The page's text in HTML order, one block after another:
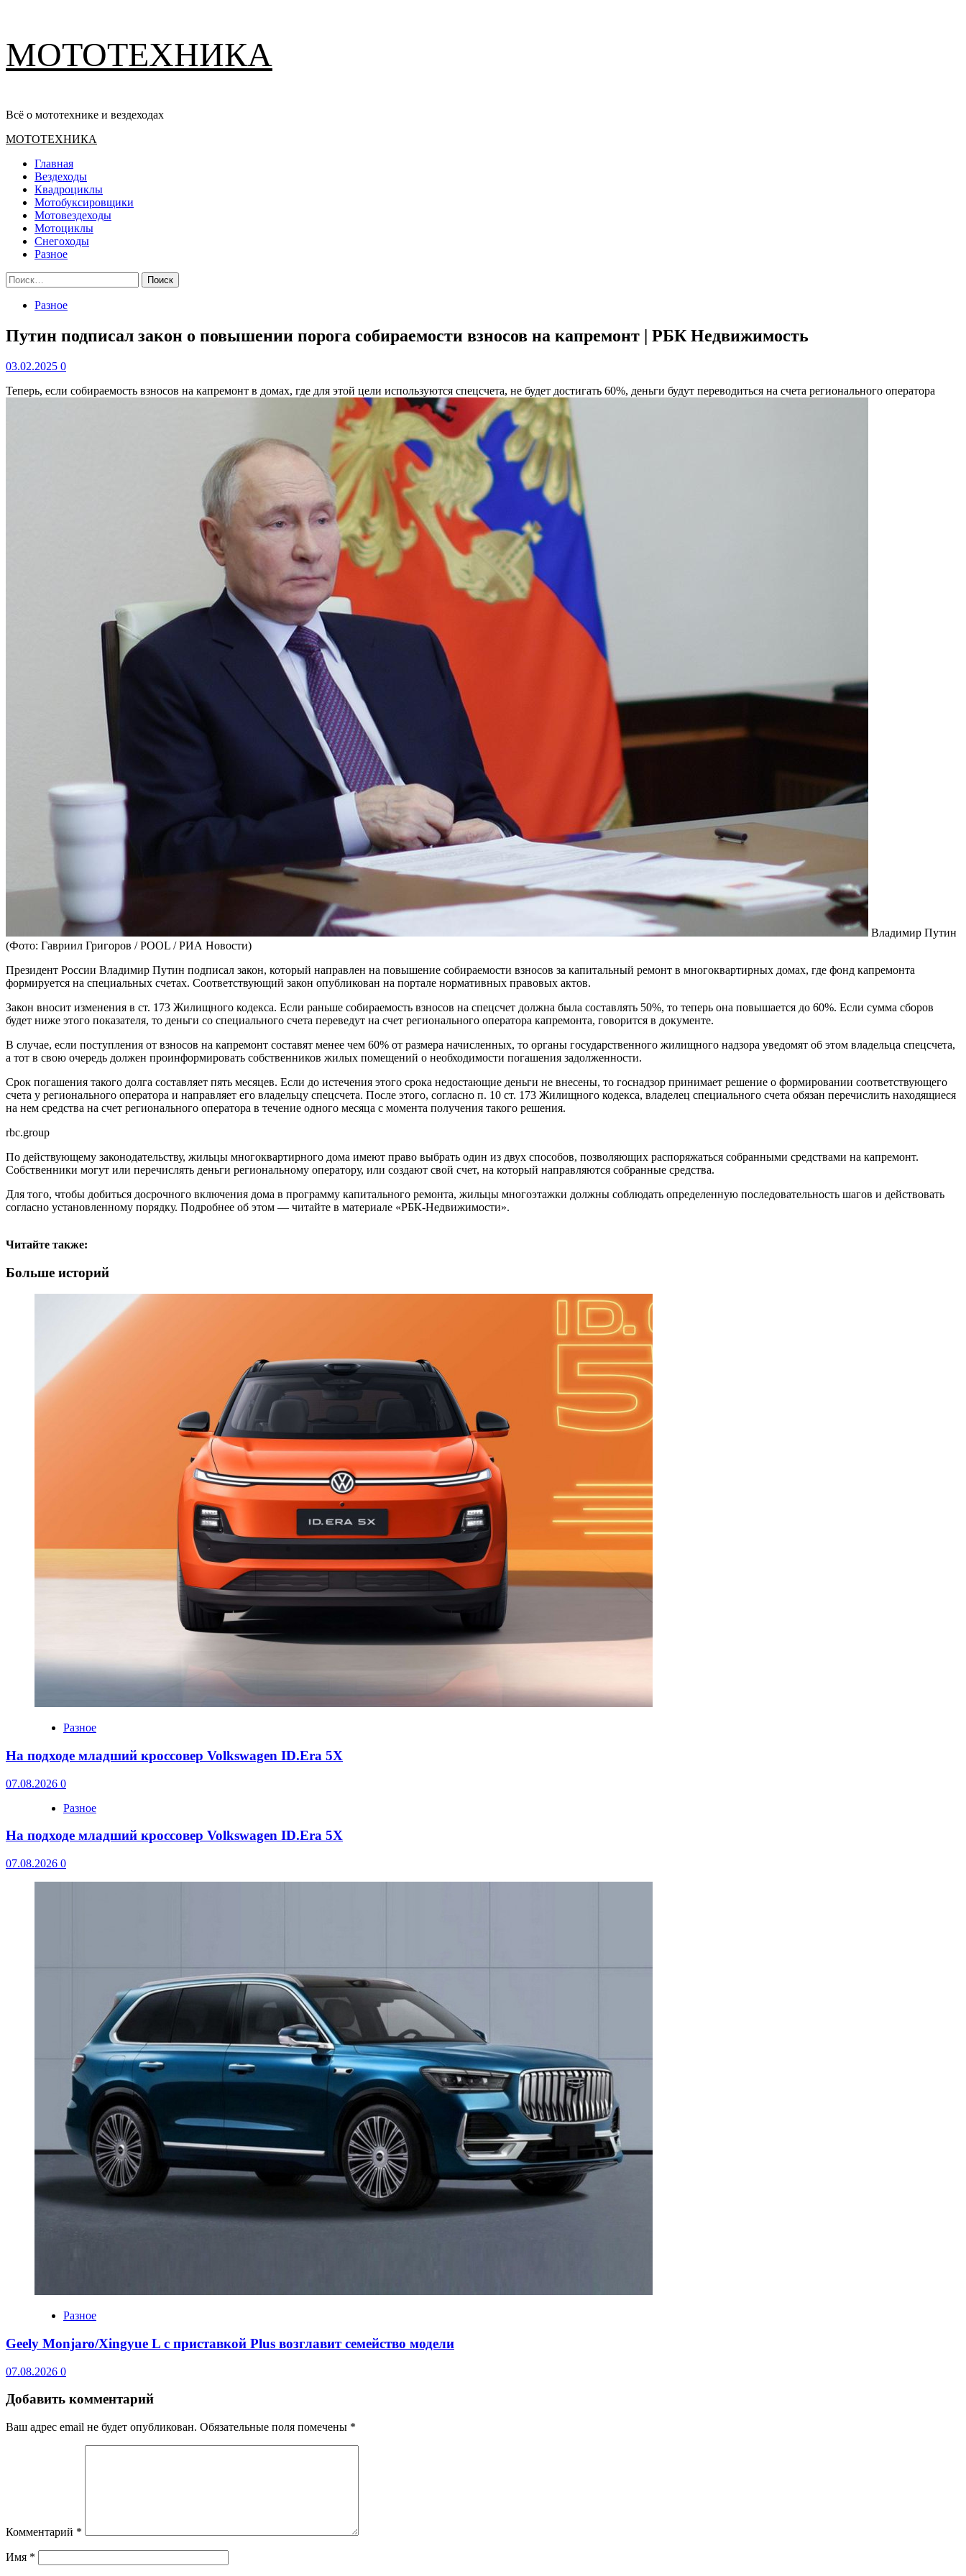
содержимому
МОТОТЕХНИКА
Всё о мототехнике и вездеходах
Основное
МОТОТЕХНИКА
Главная
Вездеходы
Квадроциклы
Мотобуксировщики
Мотовездеходы
Мотоциклы
Снегоходы
Разное
Найти:
Разное
Путин подписал закон о повышении порога собираемости взносов на капремонт | РБК Недвижимость
03.02.2025 0
Теперь, если собираемость взносов на капремонт в домах, где для этой цели используются спецсчета, не будет достигать 60%, деньги будут переводиться на счета регионального оператора
Владимир Путин
(Фото: Гавриил Григоров / POOL / РИА Новости)
Президент России Владимир Путин подписал закон, который направлен на повышение собираемости взносов за капитальный ремонт в многоквартирных домах, где фонд капремонта
формируется на специальных счетах. Соответствующий закон опубликован на портале нормативных правовых актов.
Закон вносит изменения в ст. 173 Жилищного кодекса. Если раньше собираемость взносов на спецсчет должна была составлять 50%, то теперь она повышается до 60%. Если сумма сборов
будет ниже этого показателя, то деньги со специального счета переведут на счет регионального оператора капремонта, говорится в документе.
В случае, если поступления от взносов на капремонт составят менее чем 60% от размера начисленных, то органы государственного жилищного надзора уведомят об этом владельца спецсчета,
а тот в свою очередь должен проинформировать собственников жилых помещений о необходимости погашения задолженности.
Срок погашения такого долга составляет пять месяцев. Если до истечения этого срока недостающие деньги не внесены, то госнадзор принимает решение о формировании соответствующего
счета у регионального оператора и направляет его владельцу спецсчета. После этого, согласно п. 10 ст. 173 Жилищного кодекса, владелец специального счета обязан перечислить находящиеся
на нем средства на счет регионального оператора в течение одного месяца с момента получения такого решения.
rbc.group
По действующему законодательству, жильцы многоквартирного дома имеют право выбрать один из двух способов, позволяющих распоряжаться собранными средствами на капремонт.
Собственники могут или перечислять деньги региональному оператору, или создают свой счет, на который направляются собранные средства.
Для того, чтобы добиться досрочного включения дома в программу капитального ремонта, жильцы многоэтажки должны соблюдать определенную последовательность шагов и действовать
согласно установленному порядку. Подробнее об этом — читайте в материале «РБК-Недвижимости».
Читайте также:
Больше историй
Разное
На подходе младший кроссовер Volkswagen ID.Era 5X
07.08.2026 0
Разное
На подходе младший кроссовер Volkswagen ID.Era 5X
07.08.2026 0
Разное
Geely Monjaro/Xingyue L с приставкой Plus возглавит семейство модели
07.08.2026 0
Добавить комментарий
Ваш адрес email не будет опубликован. Обязательные поля помечены *
Комментарий *
Имя *